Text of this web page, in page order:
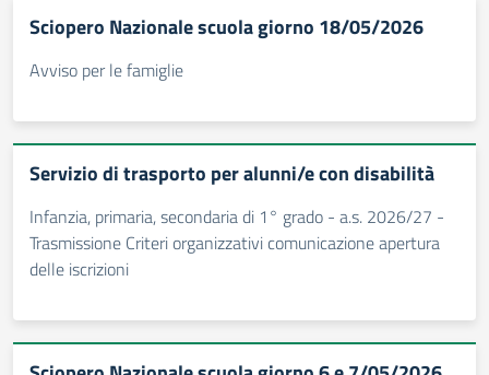
Sciopero Nazionale scuola giorno 18/05/2026
Avviso per le famiglie
Servizio di trasporto per alunni/e con disabilità
Infanzia, primaria, secondaria di 1° grado - a.s. 2026/27 -
Trasmissione Criteri organizzativi comunicazione apertura
delle iscrizioni